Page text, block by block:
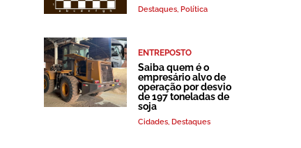
Destaques, Política
ENTREPOSTO
Saiba quem é o
empresário alvo de
operação por desvio
de 197 toneladas de
soja
Cidades, Destaques